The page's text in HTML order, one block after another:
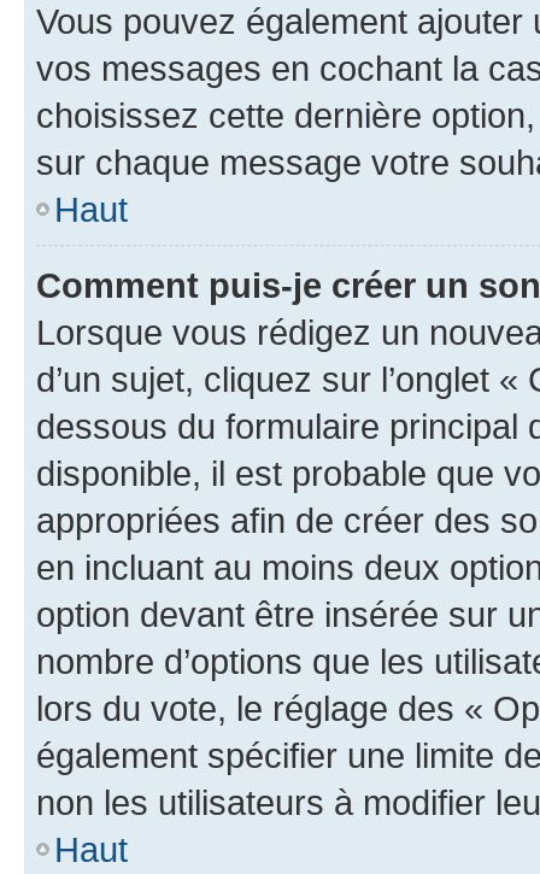
Vous pouvez également
vos messages en cochant la
choisissez cette dernière
sur chaque message votre
Haut
Comment puis-je créer un
Lorsque vous rédigez un
d’un sujet, cliquez sur l’onglet
dessous du formulaire principal
disponible, il est probable que
appropriées afin de créer des
en incluant au moins deux
option devant être insérée sur
nombre d’options que les
lors du vote, le réglage des «
également spécifier une limite
non les utilisateurs à modifier
Haut